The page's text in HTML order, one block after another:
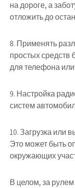
на дороге, а
отложить до
8. Применять
простых средств
для телефона или
9. Настройка
систем
10. Загрузка или
Это может быть
окружающих
В целом, за